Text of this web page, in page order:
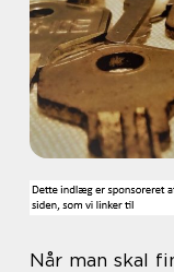
Når man skal